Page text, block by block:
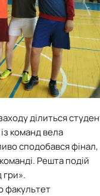
ділиться
команд вела
сподобався фінал,
Решта подій
гри».
факультет